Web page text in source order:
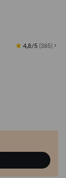
4,8/5 (385)